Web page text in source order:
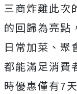
三商炸雞此次
的回歸為亮點
日常加菜、聚
都能滿足消費
時優惠僅有7